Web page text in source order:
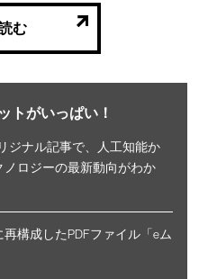
む
トがいっぱい！
ジナル記事で、人工知能か
ロジーの最新動向がわか
構成したPDFファイル「eム